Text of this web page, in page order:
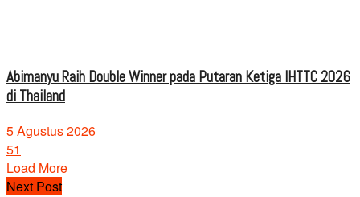
Abimanyu Raih Double Winner pada Putaran Ketiga IHTTC 2026
di Thailand
5 Agustus 2026
51
Load More
Next Post